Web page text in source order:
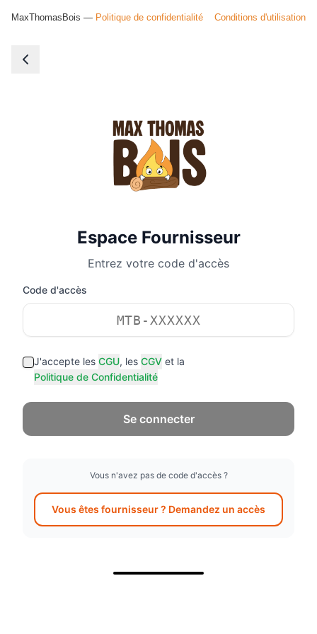
MaxThomasBois — Politique de confidentialité Conditions d'utilisation
Espace Fournisseur
Entrez votre code d'accès
Code d'accès
J'accepte les CGU, les CGV et la
Politique de Confidentialité
Se connecter
Vous n'avez pas de code d'accès ?
Vous êtes fournisseur ? Demandez un accès